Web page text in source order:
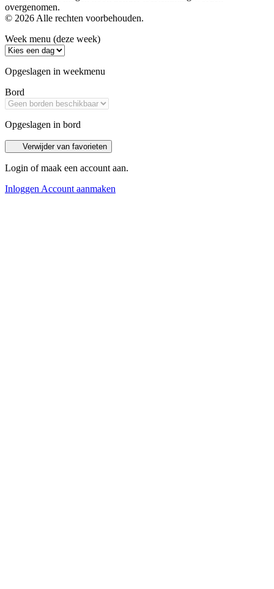
overgenomen.
© 2026 Alle rechten voorbehouden.
Week menu (deze week)
Opgeslagen in weekmenu
Bord
Opgeslagen in bord
Verwijder van favorieten
Login of maak een account aan.
Inloggen Account aanmaken